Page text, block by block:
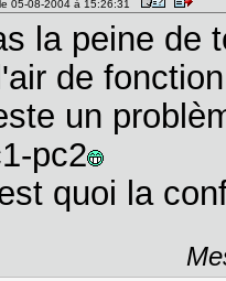
05-08-2004 à 15:26:31
la peine de
de
un
pc2
quoi la